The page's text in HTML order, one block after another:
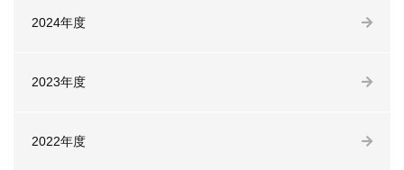
2024年度
2023年度
2022年度